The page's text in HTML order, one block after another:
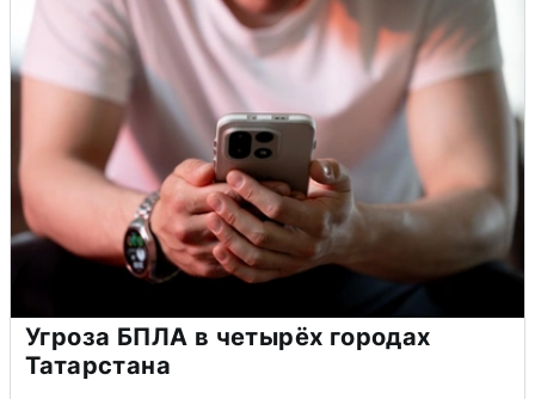
Угроза БПЛА в четырёх городах
Татарстана